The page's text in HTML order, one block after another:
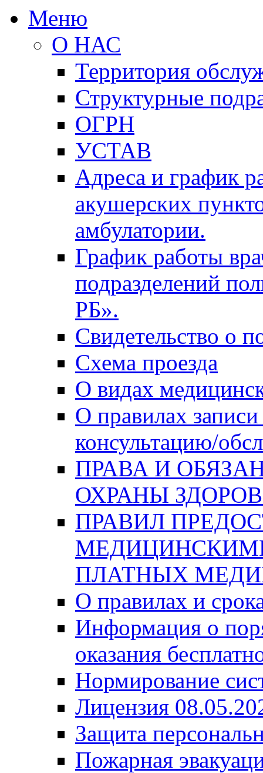
Меню
О НАС
Территория
Структурные
ОГРН
УСТАВ
Адреса и график
акушерских
амбулатории.
График работы
подразделений
РБ».
Свидетельство о
Схема проезда
О видах
О правилах
консультацию/
ПРАВА И
ОХРАНЫ
ПРАВИЛ
ПЛАТНЫХ
О правилах и
Информация о
оказания
Нормирование
Лицензия
Защита
Пожарная